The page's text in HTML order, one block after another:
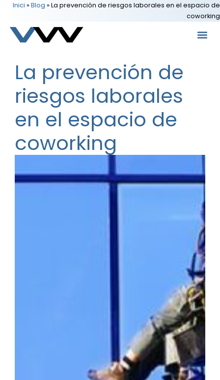
Inici » Blog » La prevención de riesgos laborales en el espacio de
coworking
La prevención de
riesgos laborales
en el espacio de
coworking